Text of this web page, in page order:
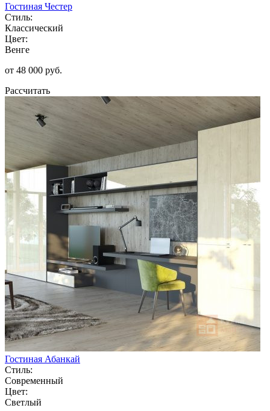
Гостиная Честер
Стиль:
Классический
Цвет:
Венге
от 48 000 руб.
Рассчитать
Гостиная Абанкай
Стиль:
Современный
Цвет:
Светлый